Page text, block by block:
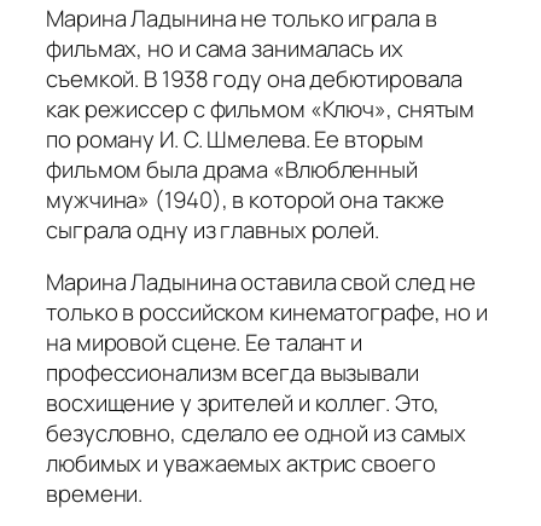
Марина Ладынина не только играла в
фильмах, но и сама занималась их
съемкой. В 1938 году она дебютировала
как режиссер с фильмом «Ключ», снятым
по роману И. С. Шмелева. Ее вторым
фильмом была драма «Влюбленный
мужчина» (1940), в которой она также
сыграла одну из главных ролей.
Марина Ладынина оставила свой след не
только в российском кинематографе, но и
на мировой сцене. Ее талант и
профессионализм всегда вызывали
восхищение у зрителей и коллег. Это,
безусловно, сделало ее одной из самых
любимых и уважаемых актрис своего
времени.